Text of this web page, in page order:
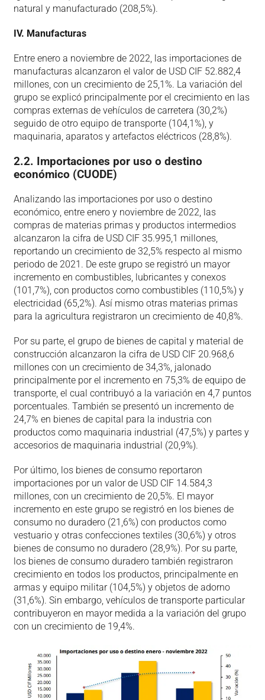
natural y manufacturado (208,5%).
IV. Manufacturas
Entre enero a noviembre de 2022, las importaciones de
manufacturas alcanzaron el valor de USD CIF 52.882,4
millones, con un crecimiento de 25,1%. La variación del
grupo se explicó principalmente por el crecimiento en las
compras externas de vehículos de carretera (30,2%)
seguido de otro equipo de transporte (104,1%), y
maquinaria, aparatos y artefactos eléctricos (28,8%).
2.2. Importaciones por uso o destino
económico (CUODE)
Analizando las importaciones por uso o destino
económico, entre enero y noviembre de 2022, las
compras de materias primas y productos intermedios
alcanzaron la cifra de USD CIF 35.995,1 millones,
reportando un crecimiento de 32,5% respecto al mismo
periodo de 2021. De este grupo se registró un mayor
incremento en combustibles, lubricantes y conexos
(101,7%), con productos como combustibles (110,5%) y
electricidad (65,2%). Así mismo otras materias primas
para la agricultura registraron un crecimiento de 40,8%.
Por su parte, el grupo de bienes de capital y material de
construcción alcanzaron la cifra de USD CIF 20.968,6
millones con un crecimiento de 34,3%, jalonado
principalmente por el incremento en 75,3% de equipo de
transporte, el cual contribuyó a la variación en 4,7 puntos
porcentuales. También se presentó un incremento de
24,7% en bienes de capital para la industria con
productos como maquinaria industrial (47,5%) y partes y
accesorios de maquinaria industrial (20,9%).
Por último, los bienes de consumo reportaron
importaciones por un valor de USD CIF 14.584,3
millones, con un crecimiento de 20,5%. El mayor
incremento en este grupo se registró en los bienes de
consumo no duradero (21,6%) con productos como
vestuario y otras confecciones textiles (30,6%) y otros
bienes de consumo no duradero (28,9%). Por su parte,
los bienes de consumo duradero también registraron
crecimiento en todos los productos, principalmente en
armas y equipo militar (104,5%) y objetos de adorno
(31,6%). Sin embargo, vehículos de transporte particular
contribuyeron en mayor medida a la variación del grupo
con un crecimiento de 19,4%.